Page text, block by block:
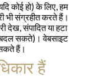
कोई हो) के लिए, हम
भी संग्रहीत करते हैं।
देख, संपादित या हटा
बदल सकते)। वेबसाइट
हैं।
हैं